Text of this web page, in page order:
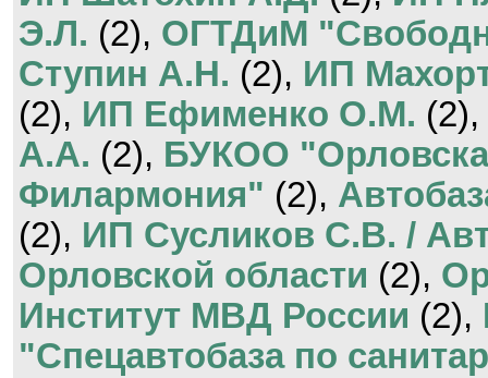
Э.Л. (2), ОГТДиМ
Ступин А.Н. (2), ИП
(2), ИП Ефименко О.М. (2),
А.А. (2), БУКОО
Филармония" (2),
(2), ИП Сусликов С.В. /
Орловской области (2),
Институт МВД России (2),
"Спецавтобаза по